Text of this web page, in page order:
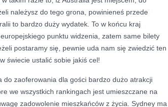
należysz do tego grona, powinieneś przede
to bardzo duży wydatek. To w końcu kraj
punktu widzenia, zatem same bilety
postaramy się, pewnie uda nam się zwiedzić ten
świecie ustalić sobie jakiś cel!
do zaoferowania dla gości bardzo dużo atrakcji
we wszystkich rankingach jest umieszczane na
zadowolenie mieszkańców z życia. Sydney ma